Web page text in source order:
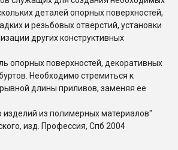
Всё, что касается
бутылок
деталей опорных поверхностей,
и резьбовых отверстий, установки
других конструктивных
опорных поверхностей, декоративных
Необходимо стремиться к
длины приливов, заменяя ее
изделий из полимерных материалов"
изд. Профессия, Спб 2004